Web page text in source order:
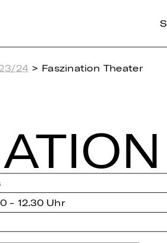
24> Faszination Theater
- 12.30 Uhr